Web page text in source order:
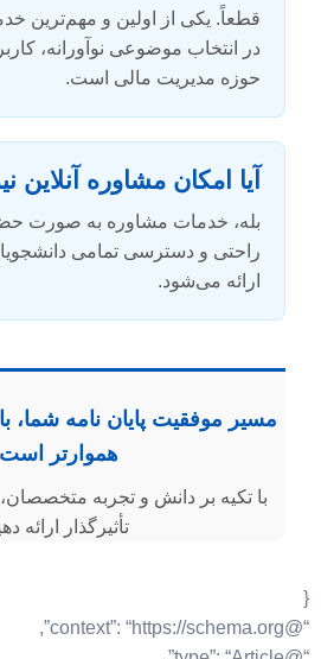
قطعاً. یکی از اولین و مهم‌ترین
در انتخاب موضوعی نوآورانه،
حوزه مدیریت مالی است.
آیا امکان مشاوره آنلاین
بله، خدمات مشاوره به صورت
راحتی و دسترسی تمامی
ارائه می‌شود.
مسیر موفقیت پایان نامه شما،
هموارتر
با تکیه بر دانش و تجربه
تأثیرگذار ارائه
{
“@context”: “https://schema.org”,